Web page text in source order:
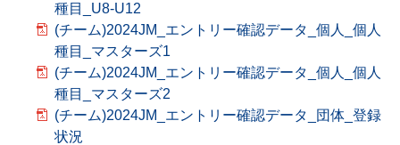
種目_U8-U12
(チーム)2024JM_エントリー確認データ_個人_個人
種目_マスターズ1
(チーム)2024JM_エントリー確認データ_個人_個人
種目_マスターズ2
(チーム)2024JM_エントリー確認データ_団体_登録
状況